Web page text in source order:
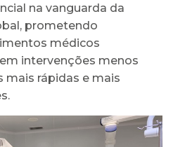
na vanguarda da
prometendo
médicos
intervenções menos
mais rápidas e mais